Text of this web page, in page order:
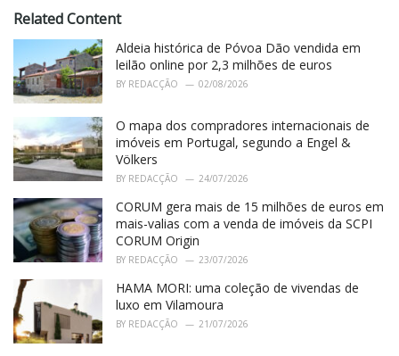
o
r
i
s
:
:Related Content
Aldeia histórica de Póvoa Dão vendida em
leilão online por 2,3 milhões de euros
BY REDACÇÃO 02/08/2026
O mapa dos compradores internacionais de
imóveis em Portugal, segundo a Engel &
Völkers
BY REDACÇÃO 24/07/2026
CORUM gera mais de 15 milhões de euros em
mais-valias com a venda de imóveis da SCPI
CORUM Origin
BY REDACÇÃO 23/07/2026
HAMA MORI: uma coleção de vivendas de
luxo em Vilamoura
BY REDACÇÃO 21/07/2026